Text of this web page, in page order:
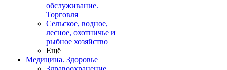
обслуживание.
Торговля
Сельское, водное,
лесное, охотничье и
рыбное хозяйство
Ещё
Медицина. Здоровье